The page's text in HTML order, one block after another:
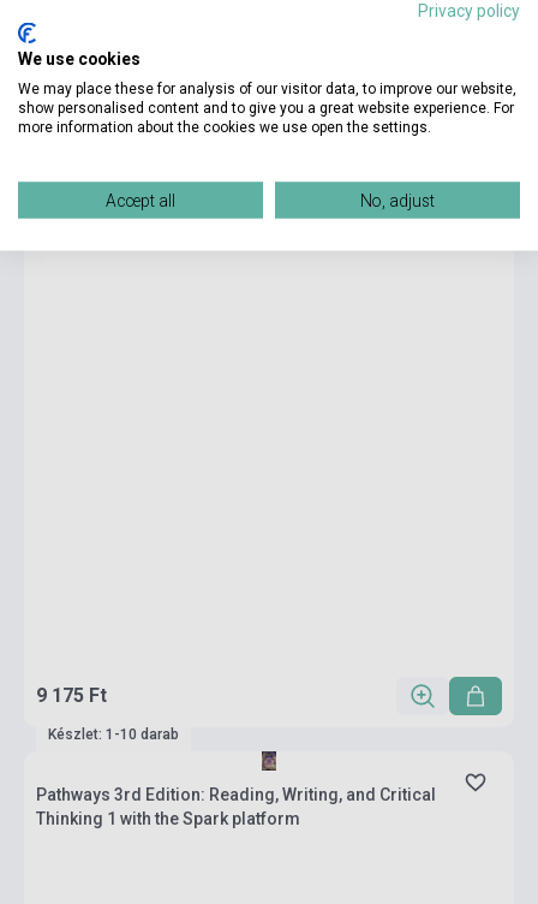
5 195 Ft
Készlet: 1-10 darab
9 175 Ft
Készlet: 1-10 darab
Pathways 3rd Edition: Reading, Writing, and Critical
Thinking 1 with the Spark platform
Privacy policy
We use cookies
We may place these for analysis of our visitor data, to improve our website,
show personalised content and to give you a great website experience. For
more information about the cookies we use open the settings.
Accept all No, adjust